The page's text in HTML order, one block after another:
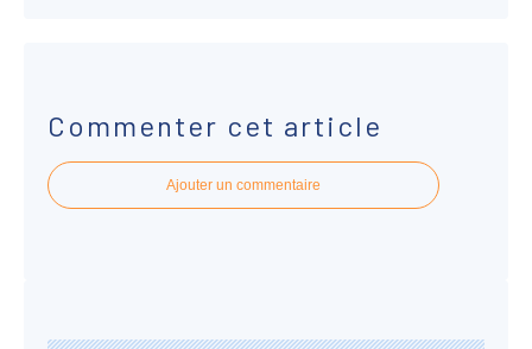
Commenter cet article
Ajouter un commentaire